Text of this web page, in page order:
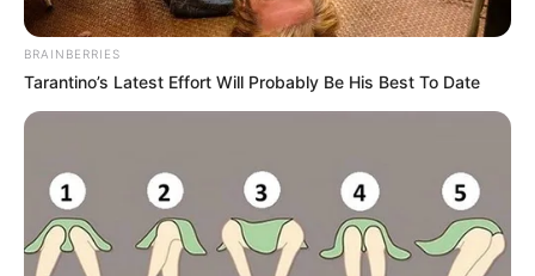
BRAINBERRIES
Tarantino’s Latest Effort Will Probably Be His Best To Date